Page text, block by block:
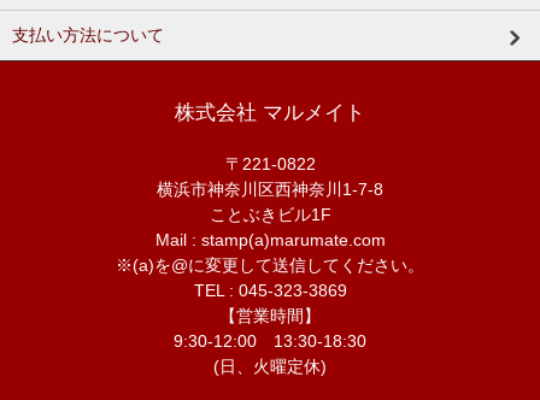
支払い方法について
株式会社 マルメイト
〒221-0822
横浜市神奈川区西神奈川1-7-8
ことぶきビル1F
Mail : stamp(a)marumate.com
※(a)を@に変更して送信してください。
TEL : 045-323-3869
【営業時間】
9:30-12:00 13:30-18:30
(日、火曜定休)